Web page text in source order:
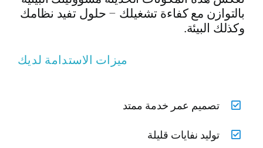
بالتوازن مع كفاءة تشغيلك – حلول تفيد نظامك
وكذلك البيئة.
ميزات الاستدامة لديك
تصميم عمر خدمة ممتد
توليد نفايات قليلة